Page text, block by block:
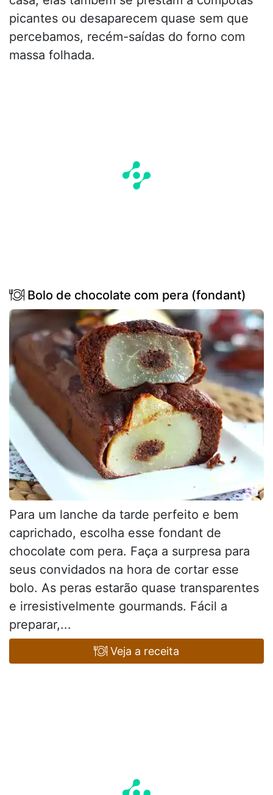
picantes ou desaparecem quase sem que
percebamos, recém-saídas do forno com
massa folhada.
Bolo de chocolate com pera (fondant)
Para um lanche da tarde perfeito e bem
caprichado, escolha esse fondant de
chocolate com pera. Faça a surpresa para
seus convidados na hora de cortar esse
bolo. As peras estarão quase transparentes
e irresistivelmente gourmands. Fácil a
preparar,...
Veja a receita